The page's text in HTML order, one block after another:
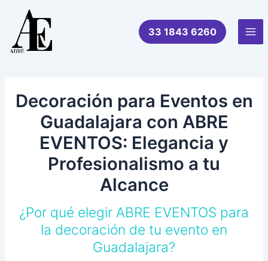
contenido
33 1843 6260
Decoración para Eventos en
Guadalajara con ABRE
EVENTOS: Elegancia y
Profesionalismo a tu
Alcance
¿Por qué elegir ABRE EVENTOS para
la decoración de tu evento en
Guadalajara?